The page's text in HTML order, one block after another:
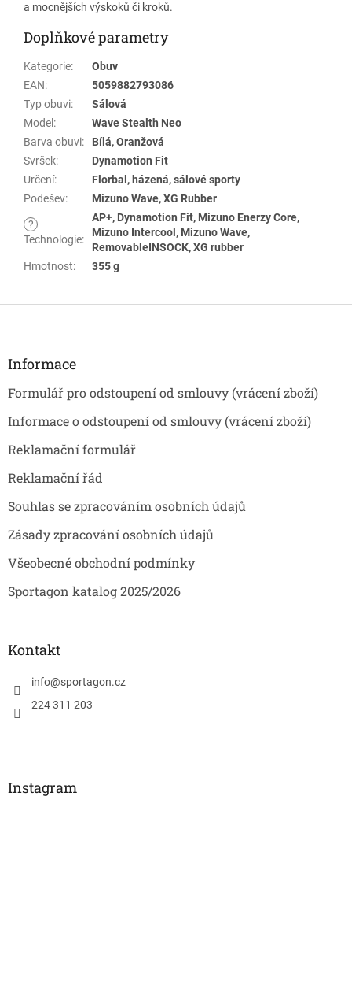
a mocnějších výskoků či kroků.
Doplňkové parametry
Kategorie:
Obuv
EAN:
5059882793086
Typ obuvi:
Sálová
Model :
Wave Stealth Neo
Barva obuvi:
Bílá, Oranžová
Svršek:
Dynamotion Fit
Určení:
Florbal, házená, sálové sporty
Podešev: Mizuno Wave, XG Rubber
?
Technologie:
AP+, Dynamotion Fit, Mizuno Enerzy Core,
Mizuno Intercool, Mizuno Wave,
RemovableINSOCK, XG rubber
Hmotnost: 355 g
Z
Informace
Formulář pro odstoupení od smlouvy (vrácení zboží)
Informace o odstoupení od smlouvy (vrácení zboží)
Reklamační formulář
Reklamační řád
Souhlas se zpracováním osobních údajů
Zásady zpracování osobních údajů
Všeobecné obchodní podmínky
Sportagon katalog 2025/2026
Kontakt
info@sportagon.cz
224 311 203
Instagram